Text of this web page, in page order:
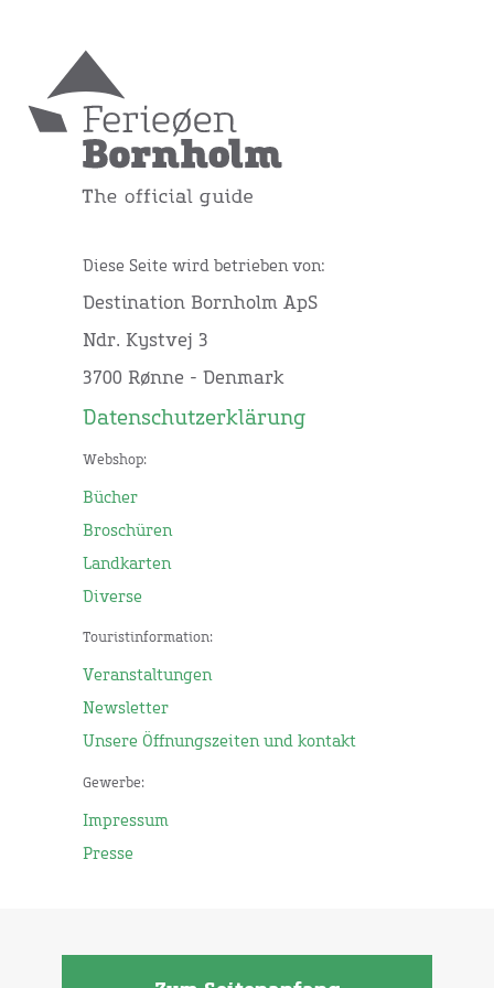
Diese Seite wird betrieben von:
Destination Bornholm ApS
Ndr. Kystvej 3
3700 Rønne - Denmark
Datenschutzerklärung
Webshop:
Bücher
Broschüren
Landkarten
Diverse
Touristinformation:
Veranstaltungen
Newsletter
Unsere Öffnungszeiten und kontakt
Gewerbe:
Impressum
Presse